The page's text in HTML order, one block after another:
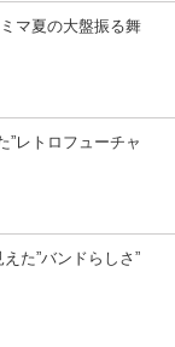
マ夏の大盤振る舞
レトロフューチャ
た”バンドらしさ”